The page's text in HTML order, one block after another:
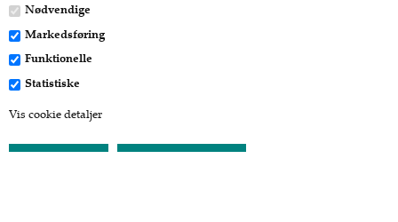
Nødvendige
Markedsføring
Funktionelle
Statistiske
Vis cookie detaljer
Tilbud
Profil
Vilkår
Fragtpriser
Kontakt